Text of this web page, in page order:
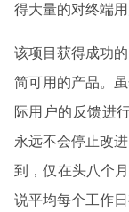
得大量的对终端
该项目获得成功
简可用的产品。
际用户的反馈进
永远不会停止改
到，仅在头八个
说平均每个工作日